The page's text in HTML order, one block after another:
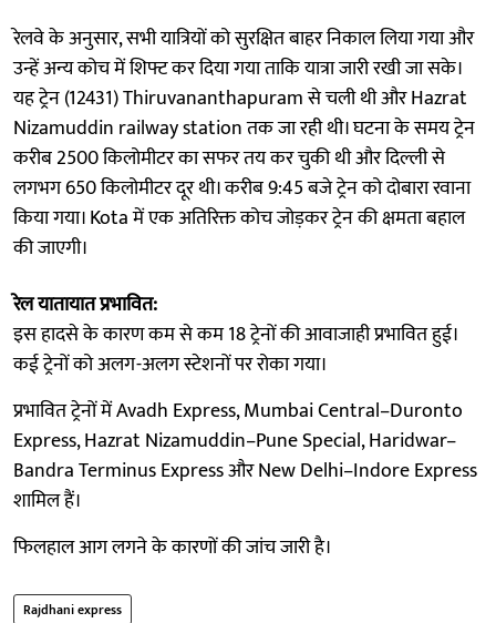
रेलवे के अनुसार, सभी यात्रियों को सुरक्षित बाहर निकाल लिया गया और
उन्हें अन्य कोच में शिफ्ट कर दिया गया ताकि यात्रा जारी रखी जा सके।
यह ट्रेन (12431) Thiruvananthapuram से चली थी और Hazrat
Nizamuddin railway station तक जा रही थी। घटना के समय ट्रेन
करीब 2500 किलोमीटर का सफर तय कर चुकी थी और दिल्ली से
लगभग 650 किलोमीटर दूर थी। करीब 9:45 बजे ट्रेन को दोबारा रवाना
किया गया। Kota में एक अतिरिक्त कोच जोड़कर ट्रेन की क्षमता बहाल
की जाएगी।
रेल यातायात प्रभावित:
इस हादसे के कारण कम से कम 18 ट्रेनों की आवाजाही प्रभावित हुई।
कई ट्रेनों को अलग-अलग स्टेशनों पर रोका गया।
प्रभावित ट्रेनों में Avadh Express, Mumbai Central–Duronto
Express, Hazrat Nizamuddin–Pune Special, Haridwar–
Bandra Terminus Express और New Delhi–Indore Express
शामिल हैं।
फिलहाल आग लगने के कारणों की जांच जारी है।
Rajdhani express